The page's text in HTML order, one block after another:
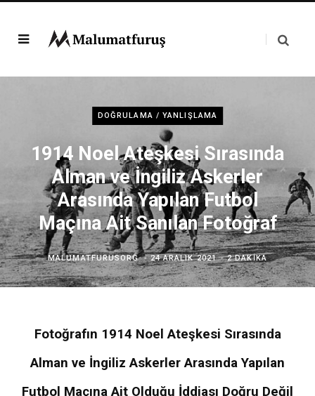
DOĞRULAMA / YANLIŞLAMA
1914 Noel Ateşkesi Sırasında
Alman ve İngiliz Askerler
Arasında Yapılan Futbol
Maçına Ait Sanılan Fotoğraf
MALUMATFURUSORG 24 ARALIK 2021 2 DAKIKA
Fotoğrafın 1914 Noel Ateşkesi Sırasında
Alman ve İngiliz Askerler Arasında Yapılan
Futbol Maçına Ait Olduğu İddiası Doğru Değil